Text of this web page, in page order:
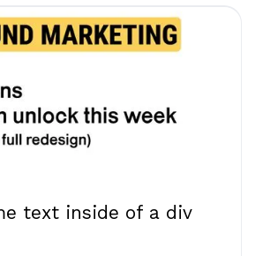
text inside of a div